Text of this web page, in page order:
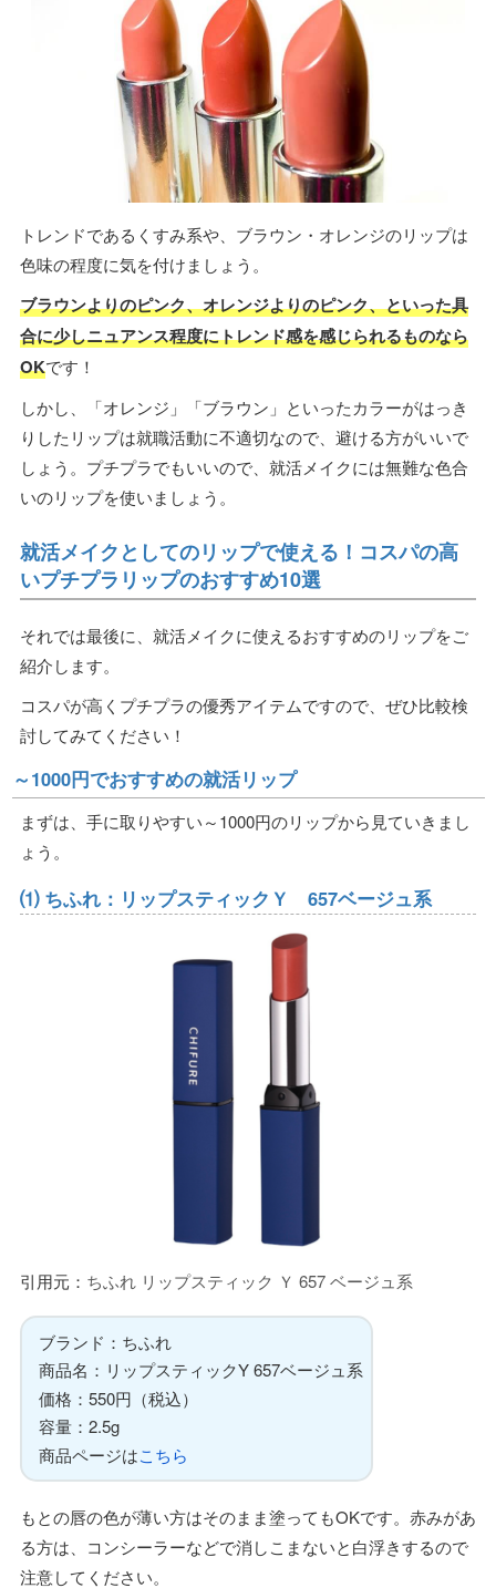
トレンドであるくすみ系や、ブラウン・オレンジのリップは
色味の程度に気を付けましょう。
ブラウンよりのピンク、オレンジよりのピンク、といった具
合に少しニュアンス程度にトレンド感を感じられるものなら
OKです！
しかし、「オレンジ」「ブラウン」といったカラーがはっき
りしたリップは就職活動に不適切なので、避ける方がいいで
しょう。プチプラでもいいので、就活メイクには無難な色合
いのリップを使いましょう。
就活メイクとしてのリップで使える！コスパの高
いプチプラリップのおすすめ10選
それでは最後に、就活メイクに使えるおすすめのリップをご
紹介します。
コスパが高くプチプラの優秀アイテムですので、ぜひ比較検
討してみてください！
～1000円でおすすめの就活リップ
まずは、手に取りやすい～1000円のリップから見ていきまし
ょう。
⑴ ちふれ：リップスティックＹ 657ベージュ系
引用元： ちふれ リップスティック Ｙ 657 ベージュ系
ブランド：ちふれ
商品名：リップスティックY 657ベージュ系
価格：550円（税込）
容量：2.5g
商品ページはこちら
もとの唇の色が薄い方はそのまま塗ってもOKです。赤みがあ
る方は、コンシーラーなどで消しこまないと白浮きするので
注意してください。